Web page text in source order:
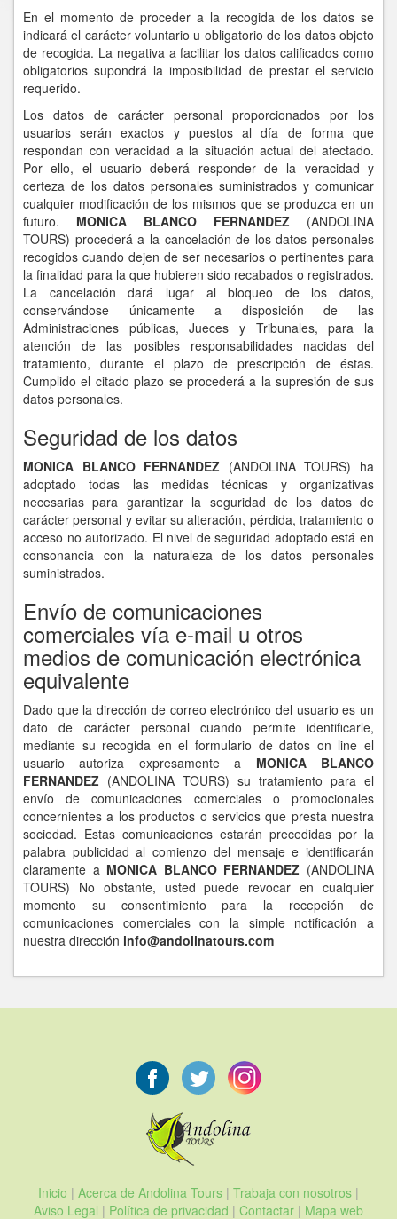
En el momento de proceder a la recogida de los datos se
indicará el carácter voluntario u obligatorio de los datos objeto
de recogida. La negativa a facilitar los datos calificados como
obligatorios supondrá la imposibilidad de prestar el servicio
requerido.
Los datos de carácter personal proporcionados por los
usuarios serán exactos y puestos al día de forma que
respondan con veracidad a la situación actual del afectado.
Por ello, el usuario deberá responder de la veracidad y
certeza de los datos personales suministrados y comunicar
cualquier modificación de los mismos que se produzca en un
futuro. MONICA BLANCO FERNANDEZ (ANDOLINA
TOURS) procederá a la cancelación de los datos personales
recogidos cuando dejen de ser necesarios o pertinentes para
la finalidad para la que hubieren sido recabados o registrados.
La cancelación dará lugar al bloqueo de los datos,
conservándose únicamente a disposición de las
Administraciones públicas, Jueces y Tribunales, para la
atención de las posibles responsabilidades nacidas del
tratamiento, durante el plazo de prescripción de éstas.
Cumplido el citado plazo se procederá a la supresión de sus
datos personales.
Seguridad de los datos
MONICA BLANCO FERNANDEZ (ANDOLINA TOURS) ha
adoptado todas las medidas técnicas y organizativas
necesarias para garantizar la seguridad de los datos de
carácter personal y evitar su alteración, pérdida, tratamiento o
acceso no autorizado. El nivel de seguridad adoptado está en
consonancia con la naturaleza de los datos personales
suministrados.
Envío de comunicaciones
comerciales vía e-mail u otros
medios de comunicación electrónica
equivalente
Dado que la dirección de correo electrónico del usuario es un
dato de carácter personal cuando permite identificarle,
mediante su recogida en el formulario de datos on line el
usuario autoriza expresamente a MONICA BLANCO
FERNANDEZ (ANDOLINA TOURS) su tratamiento para el
envío de comunicaciones comerciales o promocionales
concernientes a los productos o servicios que presta nuestra
sociedad. Estas comunicaciones estarán precedidas por la
palabra publicidad al comienzo del mensaje e identificarán
claramente a MONICA BLANCO FERNANDEZ (ANDOLINA
TOURS) No obstante, usted puede revocar en cualquier
momento su consentimiento para la recepción de
comunicaciones comerciales con la simple notificación a
nuestra dirección info@andolinatours.com
Inicio | Acerca de Andolina Tours | Trabaja con nosotros |
Aviso Legal | Política de privacidad | Contactar | Mapa web